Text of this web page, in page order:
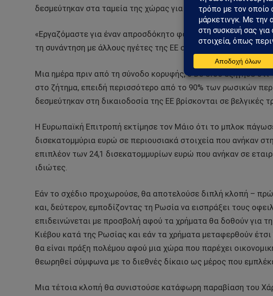
δεσμεύτηκαν στα ταμεία της χώρας για να τα δώσει στην
«Εργαζόμαστε για έναν απροσδόκητο φόρο», είπε ο
τη συνάντηση με άλλους ηγέτες της ΕΕ στη σύνοδο κορυφής
Μια ημέρα πριν από τη σύνοδο κορυφής, ο De Croo εξήγησε
στο ζήτημα, επειδή περισσότερο από το 90% των ρωσικών
δεσμεύτηκαν στη δικαιοδοσία της ΕΕ βρίσκονται σε βελγικές
Η Ευρωπαϊκή Επιτροπή εκτίμησε τον Μάιο ότι το μπλοκ
δισεκατομμύρια ευρώ σε περιουσιακά στοιχεία που ανήκαν
επιπλέον των 24,1 δισεκατομμυρίων ευρώ που ανήκαν σε
ιδιώτες.
Εάν το σχέδιο προχωρούσε, θα αποτελούσε διπλή κλοπή –
και, δεύτερον, εμποδίζοντας τη Ρωσία να εισπράξει τους
επιδεινώνεται με προσβολή αφού τα χρήματα θα δοθούν για
Κιέβου κατά της Ρωσίας και εάν τα χρήματα μεταφερθούν
θα είναι πράξη πολέμου αφού μια χώρα που παρέχει
θεωρηθεί σύμφωνα με το διεθνές δίκαιο ως μέρος που
Μια τέτοια κλοπή θα συνιστούσε κατάφωρη παραβίαση του